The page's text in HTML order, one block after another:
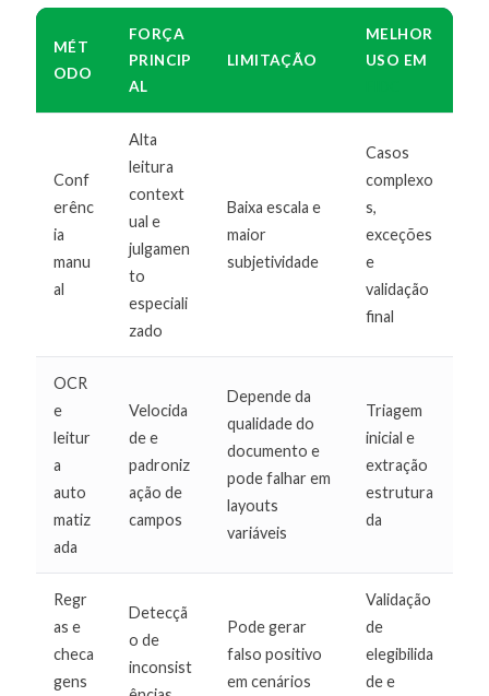
MÉT
ODO
FORÇA
PRINCIP
AL
LIMITAÇÃO
MELHOR
USO EM
Conf
erênc
ia
manu
al
Alta
leitura
context
ual e
julgamen
to
especiali
zado
Baixa escala e
maior
subjetividade
Casos
complexo
s,
exceções
e
validação
final
OCR
e
leitur
a
auto
matiz
ada
Velocida
de e
padroniz
ação de
campos
Depende da
qualidade do
documento e
pode falhar em
layouts
variáveis
Triagem
inicial e
extração
estrutura
da
Regr
as e
checa
gens
Detecçã
o de
inconsist
Pode gerar
falso positivo
em cenários
Validação
de
elegibilida
de e